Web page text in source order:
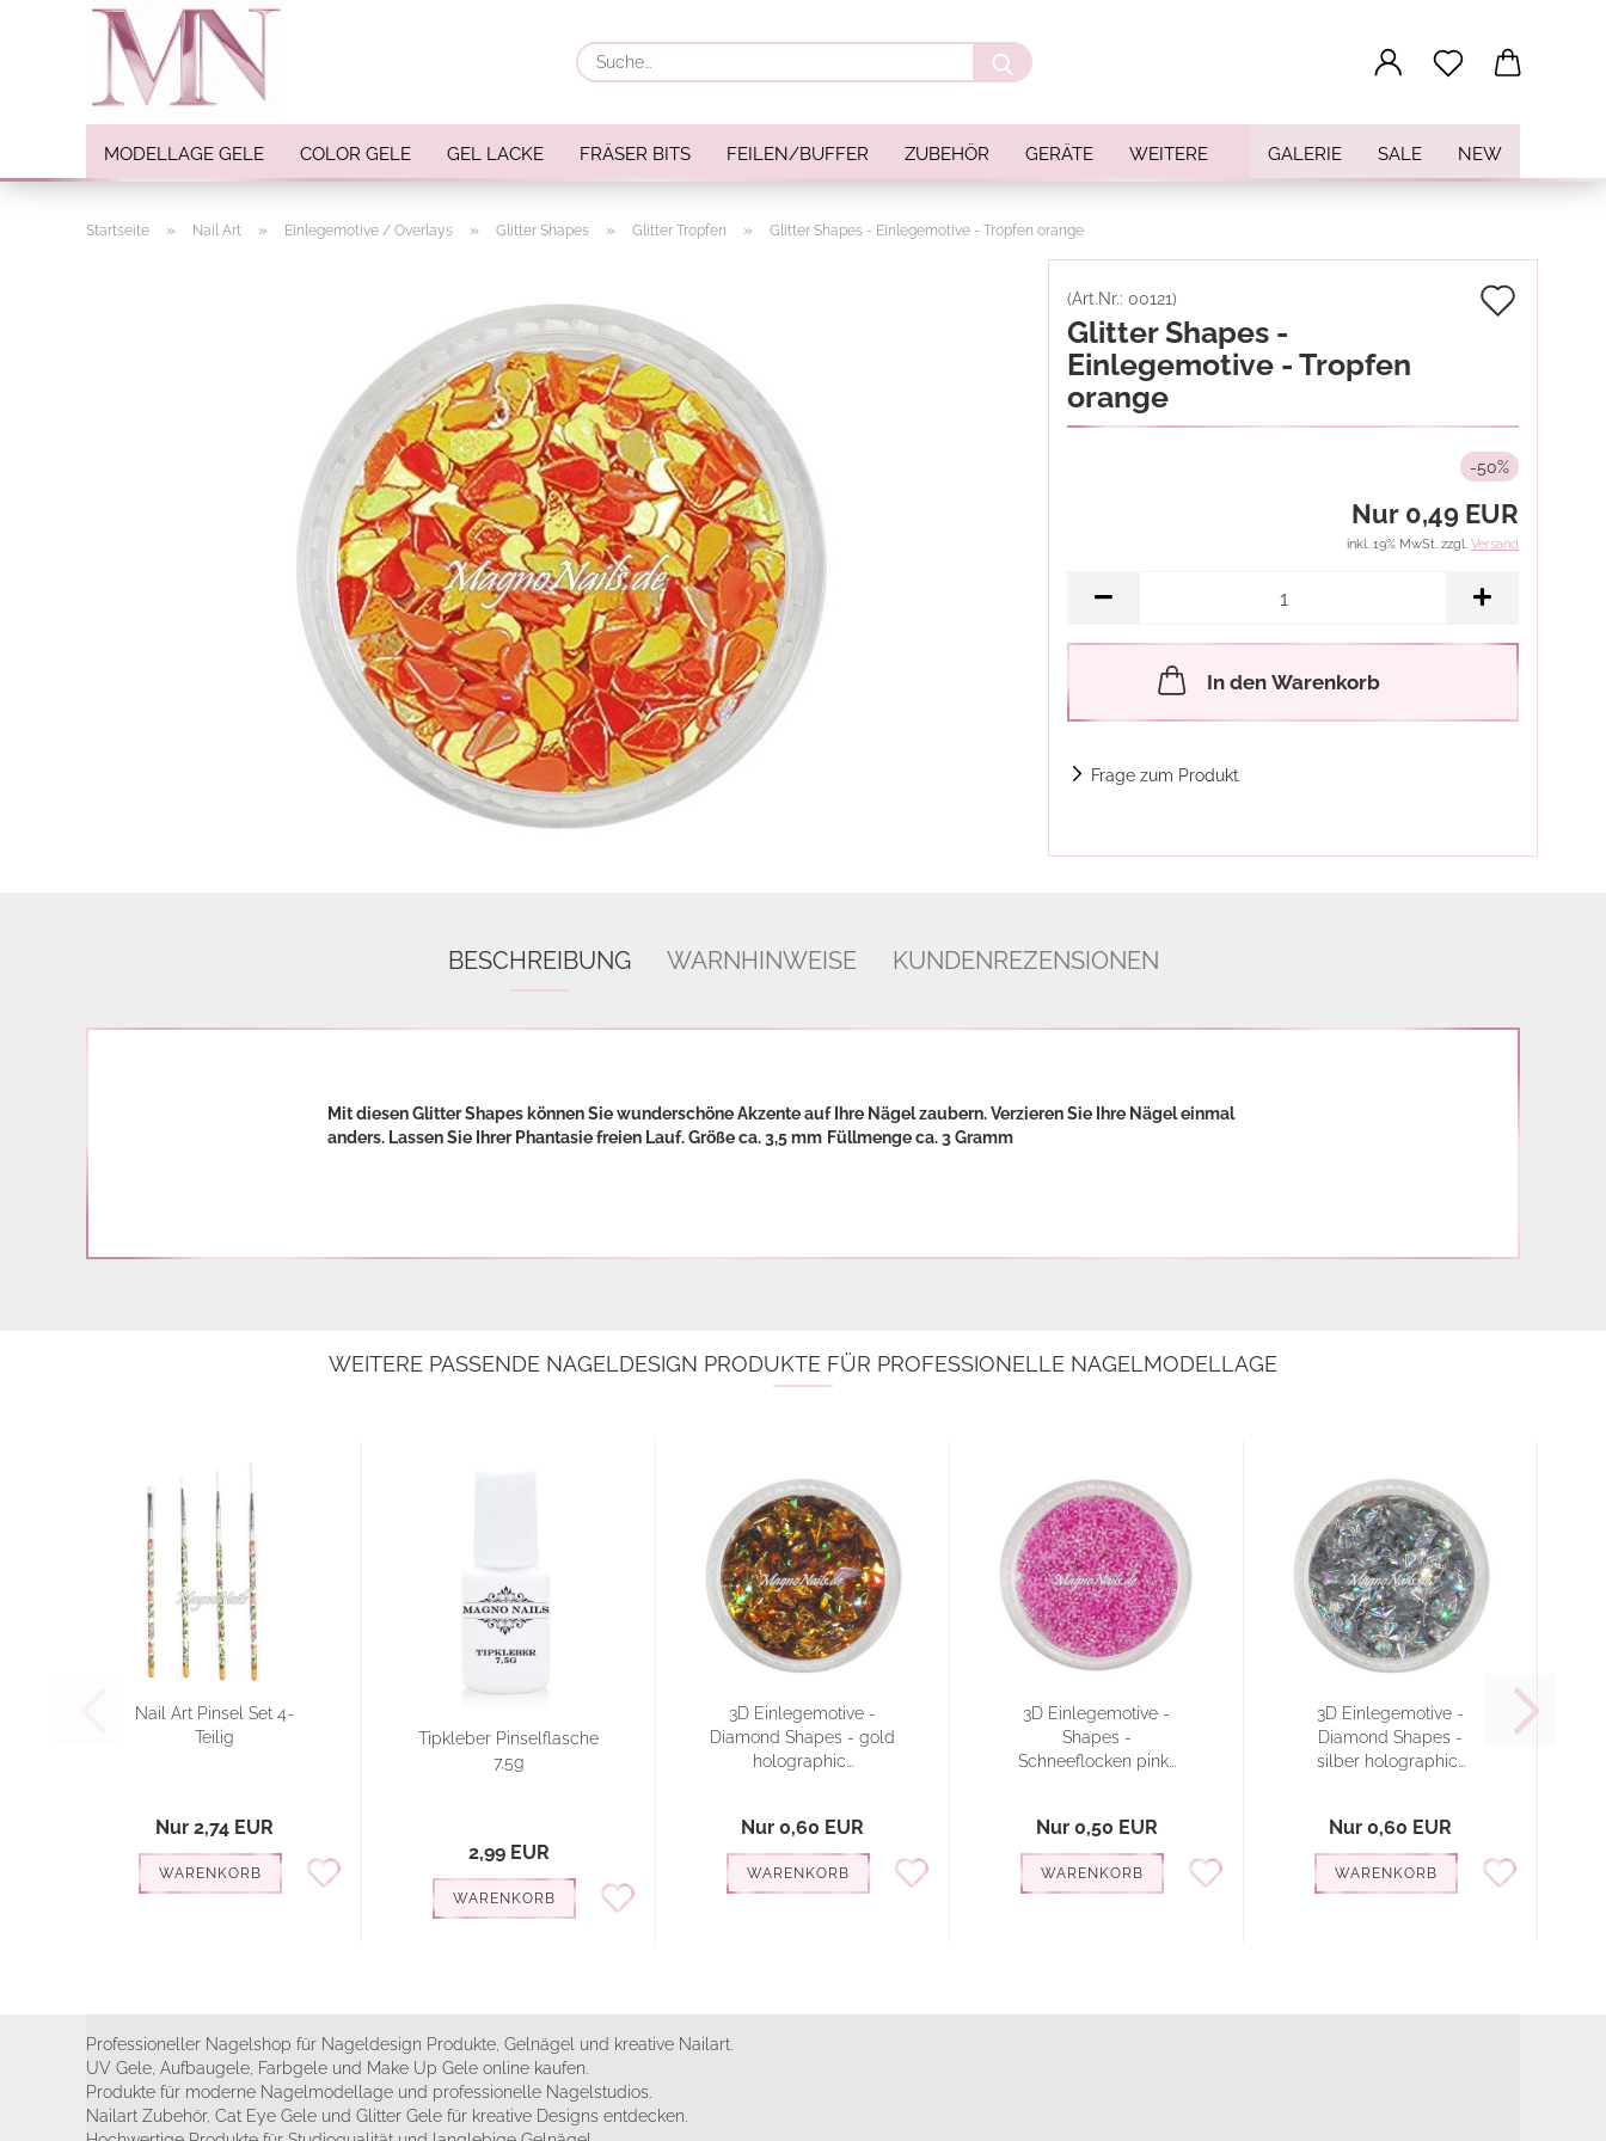
Suche...
MODELLAGE GELE COLOR GELE GEL LACKE FRÄSER BITS FEILEN/BUFFER ZUBEHÖR GERÄTE GALERIE SALE NEW
WEITERE
Nail Art Folien
Nail Stamping
Glitter
INK Colors
Nail Art Sets
Airbrush
3D Nail Formen
Feine Acrylfarbe / Aquarell
Nail Piercing
Startseite » Nail Art » Einlegemotive / Overlays » Glitter Shapes » Glitter Tropfen » Glitter Shapes - Einlegemotive - Tropfen orange
(Art.Nr.: 00121)
Glitter Shapes -
Einlegemotive - Tropfen
orange
-50%
Nur 0,49 EUR
inkl. 19% MwSt. zzgl. Versand
In den Warenkorb
Frage zum Produkt
BESCHREIBUNG WARNHINWEISE KUNDENREZENSIONEN
Mit diesen Glitter Shapes können Sie wunderschöne Akzente auf Ihre Nägel zaubern. Verzieren Sie Ihre Nägel einmal
anders. Lassen Sie Ihrer Phantasie freien Lauf.Größe ca. 3,5 mm Füllmenge ca. 3 Gramm
WEITERE PASSENDE NAGELDESIGN PRODUKTE FÜR PROFESSIONELLE NAGELMODELLAGE
Nail Art Pinsel Set 4-
Teilig
Nur 2,74 EUR
WARENKORB
Tipkleber Pinselflasche
7,5g
2,99 EUR
WARENKORB
3D Einlegemotive -
Diamond Shapes - gold
holographic...
Nur 0,60 EUR
WARENKORB
3D Einlegemotive -
Shapes -
Schneeflocken pink...
Nur 0,50 EUR
WARENKORB
3D Einlegemotive -
Diamond Shapes -
silber holographic...
Nur 0,60 EUR
WARENKORB
Professioneller Nagelshop für Nageldesign Produkte, Gelnägel und kreative Nailart.
UV Gele, Aufbaugele, Farbgele und Make Up Gele online kaufen.
Produkte für moderne Nagelmodellage und professionelle Nagelstudios.
Nailart Zubehör, Cat Eye Gele und Glitter Gele für kreative Designs entdecken.